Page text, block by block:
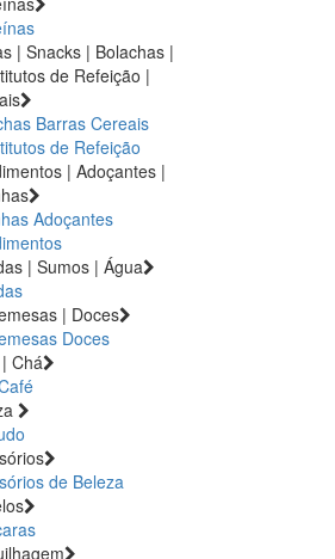
| Snacks | Bolachas |
de Refeição |
Barras Cereais
de Refeição
| Adoçantes |
Adoçantes
| Sumos | Água
| Doces
Doces
Chá
de Beleza